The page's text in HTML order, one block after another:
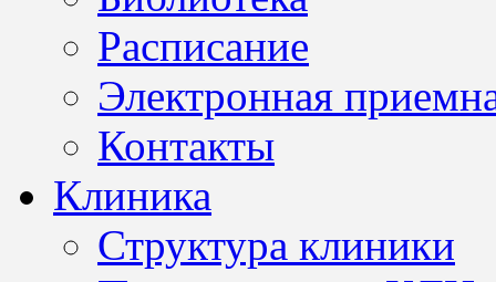
Расписание
Электронная
Контакты
Клиника
Структура клиники